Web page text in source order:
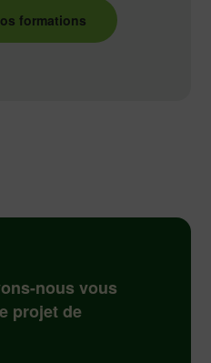
formations
nous vous
projet de